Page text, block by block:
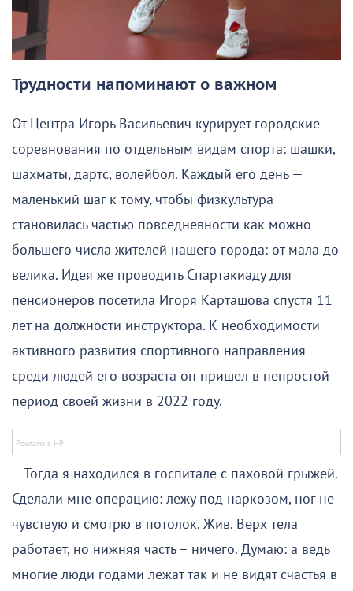
Трудности напоминают о важном
От Центра Игорь Васильевич курирует городские
соревнования по отдельным видам спорта: шашки,
шахматы, дартс, волейбол. Каждый его день —
маленький шаг к тому, чтобы физкультура
становилась частью повседневности как можно
большего числа жителей нашего города: от мала до
велика. Идея же проводить Спартакиаду для
пенсионеров посетила Игоря Карташова спустя 11
лет на должности инструктора. К необходимости
активного развития спортивного направления
среди людей его возраста он пришел в непростой
период своей жизни в 2022 году.
– Тогда я находился в госпитале с паховой грыжей.
Сделали мне операцию: лежу под наркозом, ног не
чувствую и смотрю в потолок. Жив. Верх тела
работает, но нижняя часть – ничего. Думаю: а ведь
многие люди годами лежат так и не видят счастья в